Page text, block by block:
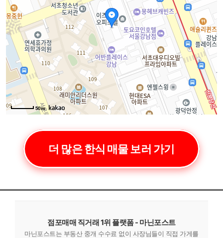
50m
더 많은 한식 매물 보러 가기
점포매매 직거래 1위 플랫폼 - 마닌포스트
마닌포스트는 부동산 중개 수수료 없이 사장님들이 직접 가게를